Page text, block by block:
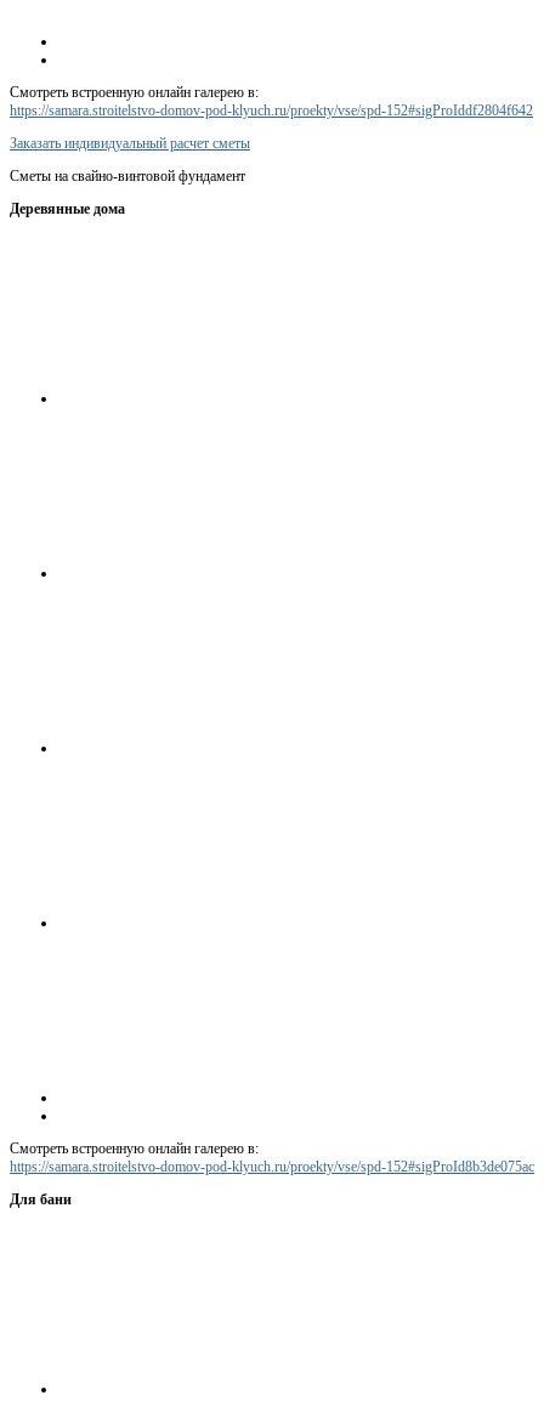
Смотреть встроенную онлайн галерею в:
https://samara.stroitelstvo-domov-pod-klyuch.ru/proekty/vse/spd-152#sigProIddf2804f642
Заказать индивидуальный расчет сметы
Сметы на свайно-винтовой фундамент
Деревянные дома
Смотреть встроенную онлайн галерею в:
https://samara.stroitelstvo-domov-pod-klyuch.ru/proekty/vse/spd-152#sigProId8b3de075ac
Для бани